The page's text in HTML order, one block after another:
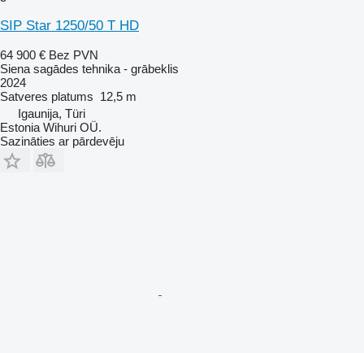
SIP Star 1250/50 T HD
64 900 € Bez PVN
Siena sagādes tehnika - grābeklis
2024
Satveres platums 12,5 m
Igaunija, Türi
Estonia Wihuri OÜ.
Sazināties ar pārdevēju